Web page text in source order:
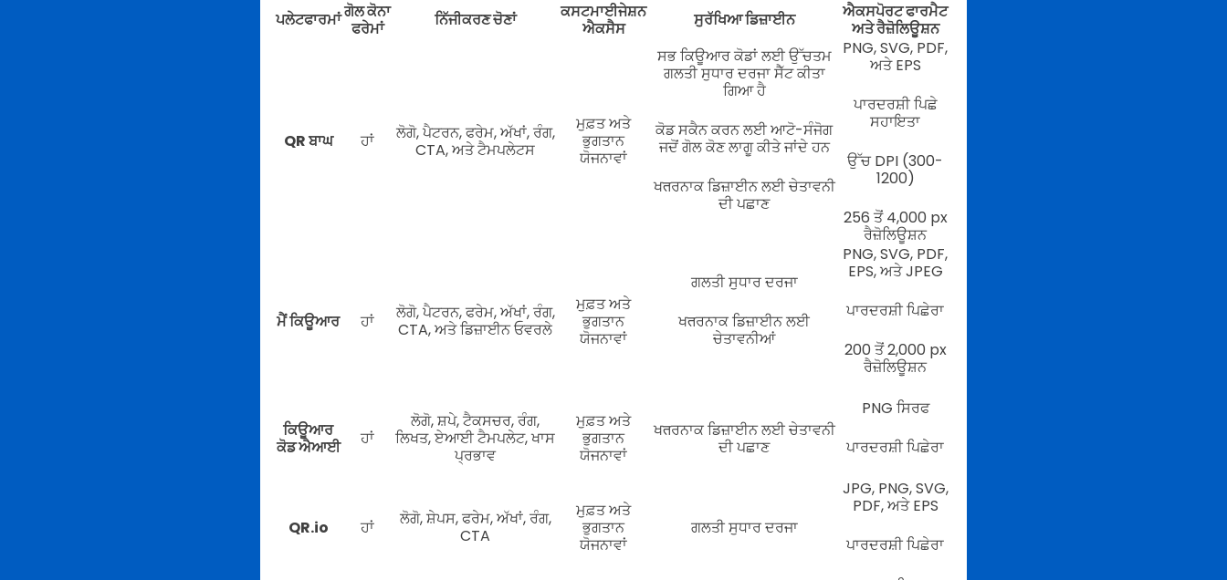
ਪਲੇਟਫਾਰਮਾਂਗੋਲ ਕੋਨਾ
ਫਰੇਮਾਂ
ਨਿੱਜੀਕਰਣ ਚੋਣਾਂ
ਕਸਟਮਾਈਜੇਸ਼ਨ
ਐਕਸੈਸ
ਸੁਰੱਖਿਆ ਡਿਜ਼ਾਈਨ
ਐਕਸਪੋਰਟ ਫਾਰਮੈਟ
ਅਤੇ ਰੈਜ਼ੋਲਿਊਸ਼ਨ
QR ਬਾਘ ਹਾਂ
ਲੋਗੋ, ਪੈਟਰਨ, ਫਰੇਮ, ਅੱਖਾਂ, ਰੰਗ,
CTA, ਅਤੇ ਟੈਮਪਲੇਟਸ
ਮੁਫ਼ਤ ਅਤੇ
ਭੁਗਤਾਨ
ਯੋਜਨਾਵਾਂ
ਸਭ ਕਿਊਆਰ ਕੋਡਾਂ ਲਈ ਉੱਚਤਮ
ਗਲਤੀ ਸੁਧਾਰ ਦਰਜਾ ਸੈੱਟ ਕੀਤਾ
ਗਿਆ ਹੈ
ਕੋਡ ਸਕੈਨ ਕਰਨ ਲਈ ਆਟੋ-ਸੰਜੋਗ
ਜਦੋਂ ਗੋਲ ਕੋਣ ਲਾਗੂ ਕੀਤੇ ਜਾਂਦੇ ਹਨ
ਖतਰਨਾਕ ਡਿਜ਼ਾਈਨ ਲਈ ਚੇਤਾਵਨੀ
ਦੀ ਪਛਾਣ
PNG, SVG, PDF,
ਅਤੇ EPS
ਪਾਰਦਰਸ਼ੀ ਪਿਛੇ
ਸਹਾਇਤਾ
ਉੱਚ DPI (300-
1200)
256 ਤੋਂ 4,000 px
ਰੈਜ਼ੋਲਿਊਸ਼ਨ
ਮੈਂ ਕਿਊਆਰ ਹਾਂ
ਲੋਗੋ, ਪੈਟਰਨ, ਫਰੇਮ, ਅੱਖਾਂ, ਰੰਗ,
CTA, ਅਤੇ ਡਿਜ਼ਾਈਨ ਓਵਰਲੇ
ਮੁਫ਼ਤ ਅਤੇ
ਭੁਗਤਾਨ
ਯੋਜਨਾਵਾਂ
ਗਲਤੀ ਸੁਧਾਰ ਦਰਜਾ
ਖतਰਨਾਕ ਡਿਜ਼ਾਈਨ ਲਈ
ਚੇਤਾਵਨੀਆਂ
PNG, SVG, PDF,
EPS, ਅਤੇ JPEG
ਪਾਰਦਰਸ਼ੀ ਪਿਛੇਰਾ
200 ਤੋਂ 2,000 px
ਰੈਜ਼ੋਲਿਊਸ਼ਨ
ਕਿਊਆਰ
ਕੋਡ ਐਆਈ
ਹਾਂ
ਲੋਗੋ, ਸ਼ਪੇ, ਟੈਕਸਚਰ, ਰੰਗ,
ਲਿਖਤ, ਏਆਈ ਟੈਮਪਲੇਟ, ਖਾਸ
ਪ੍ਰਭਾਵ
ਮੁਫ਼ਤ ਅਤੇ
ਭੁਗਤਾਨ
ਯੋਜਨਾਵਾਂ
ਖतਰਨਾਕ ਡਿਜ਼ਾਈਨ ਲਈ ਚੇਤਾਵਨੀ
ਦੀ ਪਛਾਣ
PNG ਸਿਰਫ
ਪਾਰਦਰਸ਼ੀ ਪਿਛੇਰਾ
QR.io ਹਾਂ
ਲੋਗੋ, ਸ਼ੇਪਸ, ਫਰੇਮ, ਅੱਖਾਂ, ਰੰਗ,
CTA
ਮੁਫ਼ਤ ਅਤੇ
ਭੁਗਤਾਨ
ਯੋਜਨਾਵਾਂ
ਗਲਤੀ ਸੁਧਾਰ ਦਰਜਾ
JPG, PNG, SVG,
PDF, ਅਤੇ EPS
ਪਾਰਦਰਸ਼ੀ ਪਿਛੇਰਾ